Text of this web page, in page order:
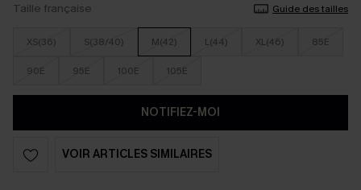
Taille française Guide des tailles
XS(36) S(38/40) M(42) L(44) XL(46) 85E
90E 95E 100E 105E
NOTIFIEZ-MOI
VOIR ARTICLES SIMILAIRES